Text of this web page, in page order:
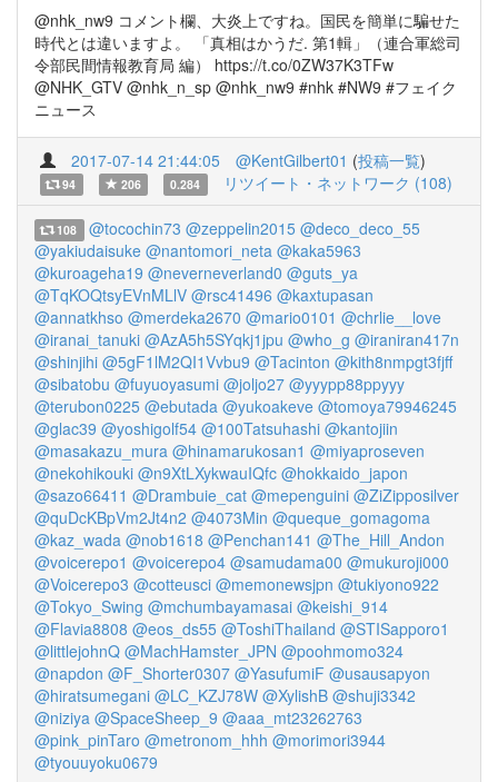
@nhk_nw9 コメント欄、大炎上ですね。国民を簡単に騙せた
時代とは違いますよ。 「真相はかうだ. 第1輯」（連合軍総司
令部民間情報教育局 編） https://t.co/0ZW37K3TFw
@NHK_GTV @nhk_n_sp @nhk_nw9 #nhk #NW9 #フェイク
ニュース
2017-07-14 21:44:05 @KentGilbert01 (投稿一覧)
94 206 0.284 リツイート・ネットワーク (108)
108 @tocochin73 @zeppelin2015 @deco_deco_55
@yakiudaisuke @nantomori_neta @kaka5963
@kuroageha19 @neverneverland0 @guts_ya
@TqKOQtsyEVnMLlV @rsc41496 @kaxtupasan
@annatkhso @merdeka2670 @mario0101 @chrlie__love
@iranai_tanuki @AzA5h5SYqkj1jpu @who_g @iraniran417n
@shinjihi @5gF1lM2QI1Vvbu9 @Tacinton @kith8nmpgt3fjff
@sibatobu @fuyuoyasumi @joljo27 @yyypp88ppyyy
@terubon0225 @ebutada @yukoakeve @tomoya79946245
@glac39 @yoshigolf54 @100Tatsuhashi @kantojiin
@masakazu_mura @hinamarukosan1 @miyaproseven
@nekohikouki @n9XtLXykwauIQfc @hokkaido_japon
@sazo66411 @Drambuie_cat @mepenguini @ZiZipposilver
@quDcKBpVm2Jt4n2 @4073Min @queque_gomagoma
@kaz_wada @nob1618 @Penchan141 @The_Hill_Andon
@voicerepo1 @voicerepo4 @samudama00 @mukuroji000
@Voicerepo3 @cotteusci @memonewsjpn @tukiyono922
@Tokyo_Swing @mchumbayamasai @keishi_914
@Flavia8808 @eos_ds55 @ToshiThailand @STISapporo1
@littlejohnQ @MachHamster_JPN @poohmomo324
@napdon @F_Shorter0307 @YasufumiF @usausapyon
@hiratsumegani @LC_KZJ78W @XylishB @shuji3342
@niziya @SpaceSheep_9 @aaa_mt23262763
@pink_pinTaro @metronom_hhh @morimori3944
@tyouuyoku0679